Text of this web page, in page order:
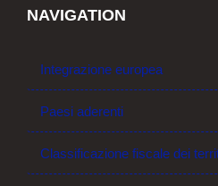
NAVIGATION
Integrazione europea
Paesi aderenti
Classificazione fiscale dei